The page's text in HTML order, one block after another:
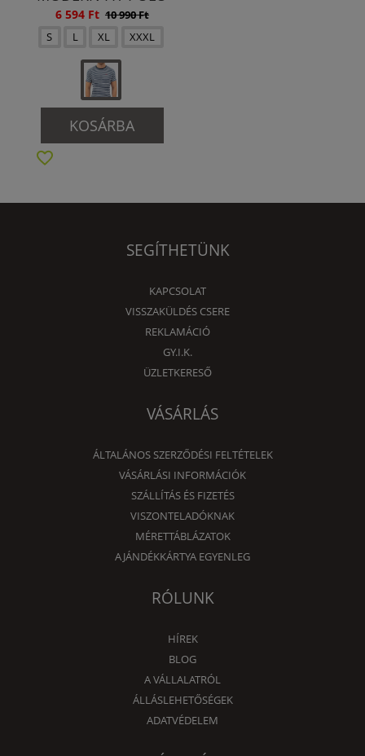
6 594 Ft 10 990 Ft
S
L XL XXXL
KOSÁRBA
SEGÍTHETÜNK
KAPCSOLAT
VISSZAKÜLDÉS CSERE
REKLAMÁCIÓ
GY.I.K.
ÜZLETKERESŐ
VÁSÁRLÁS
ÁLTALÁNOS SZERZŐDÉSI FELTÉTELEK
VÁSÁRLÁSI INFORMÁCIÓK
SZÁLLÍTÁS ÉS FIZETÉS
VISZONTELADÓKNAK
MÉRETTÁBLÁZATOK
AJÁNDÉKKÁRTYA EGYENLEG
RÓLUNK
HÍREK
BLOG
A VÁLLALATRÓL
ÁLLÁSLEHETŐSÉGEK
ADATVÉDELEM